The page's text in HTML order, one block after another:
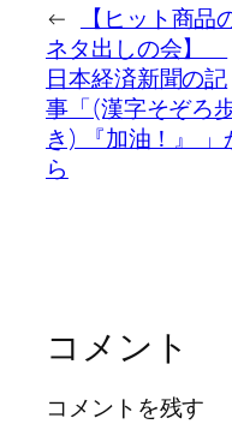
←
【ヒット商品
ネタ出しの会】
日本経済新聞の記
事「(漢字そぞろ
き) 『加油！』 」
ら
コメント
コメントを残す